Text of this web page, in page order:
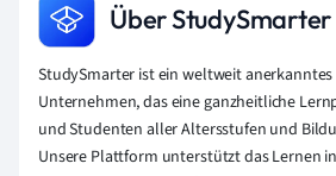
Über StudySmarter
StudySmarter ist ein weltweit
Unternehmen, das eine ganzheitliche
und Studenten aller Altersstufen und
Unsere Plattform unterstützt das Lernen